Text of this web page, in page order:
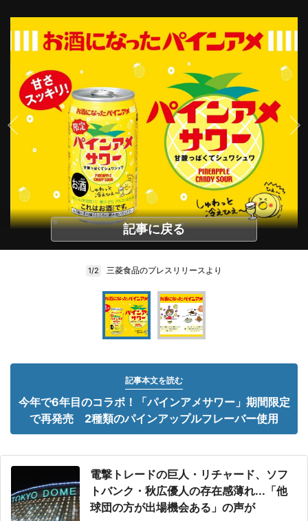
記事に戻る
1/2 三菱食品のプレスリリースより
記事本文を読む
今年で6年目のコラボ！「パインアメサワー」期間限定
で再発売 2種類のパインアップルフレーバー使用
電撃トレードの巨人・リチャード、ソフ
トバンク・秋広優人の存在感薄れ...「他
球団の方が出場機会ある」の声が